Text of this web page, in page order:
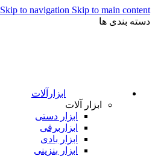
Skip to navigation Skip to main content
دسته بندی ها
ابزارآلات
ابزار آلات
ابزار دستی
ابزاربرقی
ابزار بادی
ابزار بنزینی